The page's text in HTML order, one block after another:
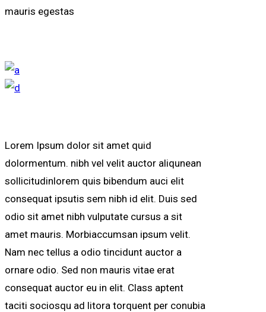
mauris egestas
Lorem Ipsum dolor sit amet quid
dolormentum. nibh vel velit auctor aliqunean
sollicitudinlorem quis bibendum auci elit
consequat ipsutis sem nibh id elit. Duis sed
odio sit amet nibh vulputate cursus a sit
amet mauris. Morbiaccumsan ipsum velit.
Nam nec tellus a odio tincidunt auctor a
ornare odio. Sed non mauris vitae erat
consequat auctor eu in elit. Class aptent
taciti sociosqu ad litora torquent per conubia